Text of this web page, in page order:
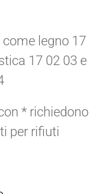
legno 17
17 02 03 e
* richiedono
per rifiuti